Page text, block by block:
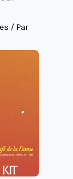
/ Par